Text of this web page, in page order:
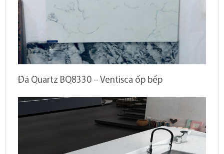
Đá Quartz BQ8330 – Ventisca ốp bếp